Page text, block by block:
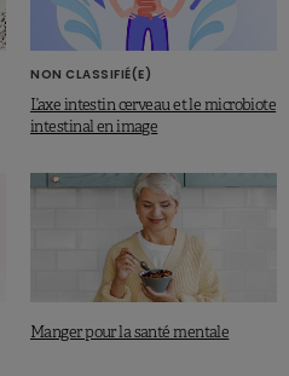
NON CLASSIFIÉ(E)
L’axe intestin cerveau et le microbiote
intestinal en image
Manger pour la santé mentale